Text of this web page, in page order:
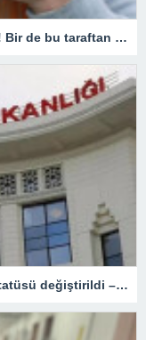
Göz sağlığında doğru bilinen yanlışlar! Bir de bu taraftan bakın…
Diyarbakır’da 4 ilçedeki hastanelerin statüsü değiştirildi – Sağlık